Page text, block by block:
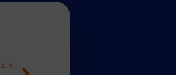
ANTERIOR SIGUIENTE